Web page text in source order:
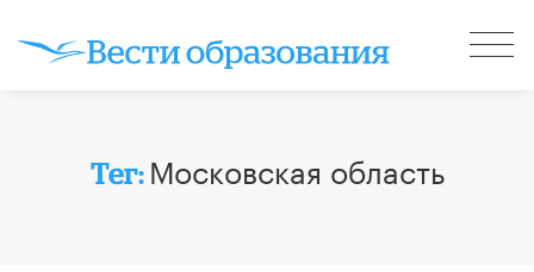
Тег: Московская область